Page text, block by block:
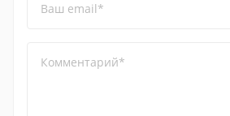
Ваш email*
Комментарий*